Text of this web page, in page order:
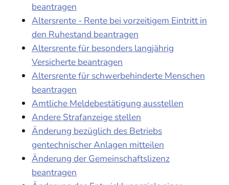
beantragen
Altersrente - Rente bei vorzeitigem Eintritt in
den Ruhestand beantragen
Altersrente für besonders langjährig
Versicherte beantragen
Altersrente für schwerbehinderte Menschen
beantragen
Amtliche Meldebestätigung ausstellen
Andere Strafanzeige stellen
Änderung bezüglich des Betriebs
gentechnischer Anlagen mitteilen
Änderung der Gemeinschaftslizenz
beantragen